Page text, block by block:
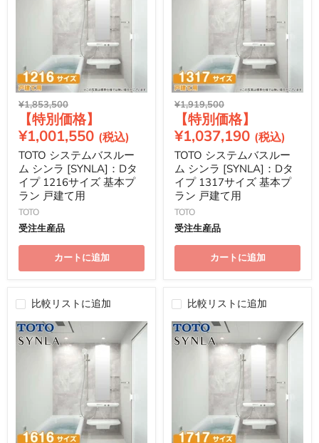
元
価
格
¥1,853,500
在
の
価
格
¥1,001,550
TOTO システムバスルー
ム シンラ [SYNLA]：Dタ
イプ 1216サイズ 基本プ
ラン 戸建て用
TOTO
受注生産品
カートに追加
元
価
格
¥1,919,500
在
の
価
格
¥1,037,190
TOTO システムバスルー
ム シンラ [SYNLA]：Dタ
イプ 1317サイズ 基本プ
ラン 戸建て用
TOTO
受注生産品
カートに追加
比較リストに追加 比較リストに追加